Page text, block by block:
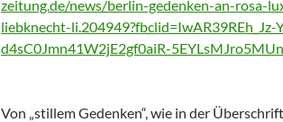
zeitung.de/news/berlin-gedenken-an-rosa-
liebknecht-li.204949?fbclid=IwAR39REh_Jz-
d4sC0Jmn41W2jE2gf0aiR-
Von „stillem Gedenken“, wie in der